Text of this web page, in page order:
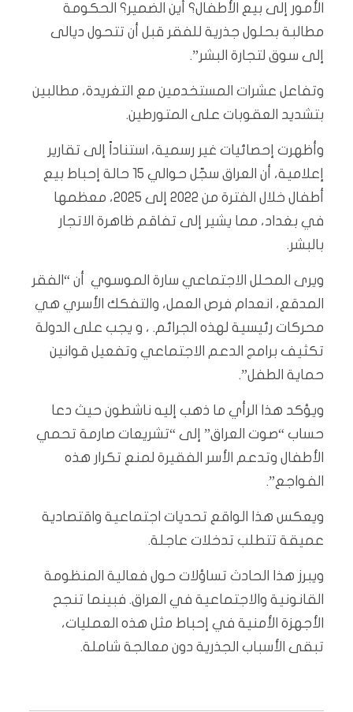
الأمور إلى بيع الأطفال؟ أين الضمير؟ الحكومة
مطالبة بحلول جذرية للفقر قبل أن تتحول ديالى
إلى سوق لتجارة البشر”.
وتفاعل عشرات المستخدمين مع التغريدة، مطالبين
بتشديد العقوبات على المتورطين.
وأظهرت إحصائيات غير رسمية، استناداً إلى تقارير
إعلامية، أن العراق سجّل حوالي 15 حالة إحباط بيع
أطفال خلال الفترة من 2022 إلى 2025، معظمها
في بغداد، مما يشير إلى تفاقم ظاهرة الاتجار
بالبشر.
ويرى المحلل الاجتماعي سارة الموسوي أن “الفقر
المدقع، انعدام فرص العمل، والتفكك الأسري هي
محركات رئيسية لهذه الجرائم. ، و يجب على الدولة
تكثيف برامج الدعم الاجتماعي وتفعيل قوانين
حماية الطفل”.
ويؤكد هذا الرأي ما ذهب إليه ناشطون حيث دعا
حساب “صوت العراق” إلى “تشريعات صارمة تحمي
الأطفال وتدعم الأسر الفقيرة لمنع تكرار هذه
الفواجع”.
ويعكس هذا الواقع تحديات اجتماعية واقتصادية
عميقة تتطلب تدخلات عاجلة.
ويبرز هذا الحادث تساؤلات حول فعالية المنظومة
القانونية والاجتماعية في العراق. فبينما تنجح
الأجهزة الأمنية في إحباط مثل هذه العمليات،
تبقى الأسباب الجذرية دون معالجة شاملة.